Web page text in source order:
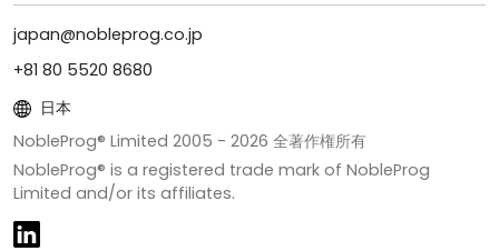
japan@nobleprog.co.jp
+81 80 5520 8680
日本
NobleProg® Limited 2005 - 2026 全著作権所有
NobleProg® is a registered trade mark of NobleProg
Limited and/or its affiliates.